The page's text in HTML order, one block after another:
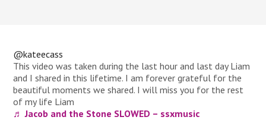
@kateecass
This video was taken during the last hour and last day Liam
and I shared in this lifetime. I am forever grateful for the
beautiful moments we shared. I will miss you for the rest
of my life Liam
♬ Jacob and the Stone SLOWED – ssxmusic